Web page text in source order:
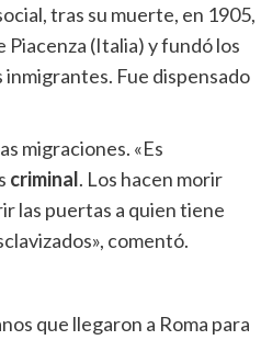
tras su muerte, en 1905,
(Italia) y fundó los
inmigrantes. Fue dispensado
migraciones. «Es
criminal. Los hacen morir
las puertas a quien tiene
comentó.
que llegaron a Roma para